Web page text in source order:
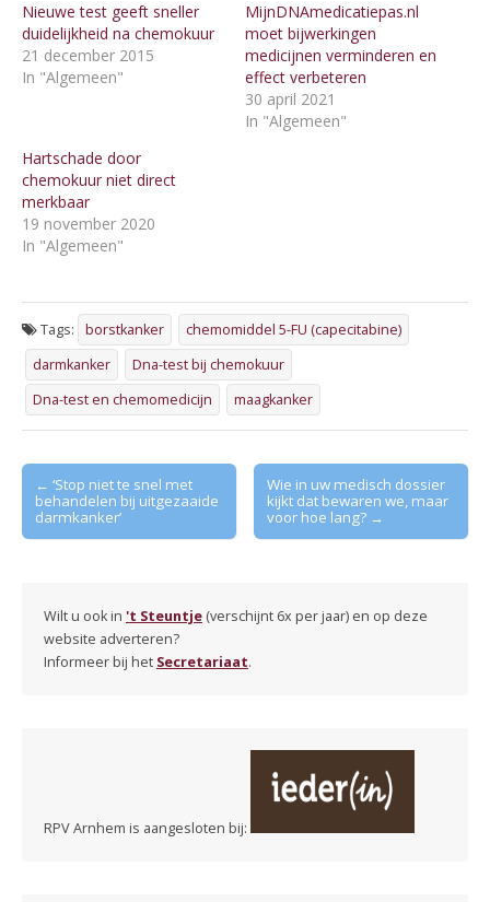
Nieuwe test geeft sneller
duidelijkheid na chemokuur
21 december 2015
In "Algemeen"
MijnDNAmedicatiepas.nl
moet bijwerkingen
medicijnen verminderen en
effect verbeteren
30 april 2021
In "Algemeen"
Hartschade door
chemokuur niet direct
merkbaar
19 november 2020
In "Algemeen"
Tags: borstkanker
chemomiddel 5-FU (capecitabine)
darmkanker
Dna-test bij chemokuur
Dna-test en chemomedicijn
maagkanker
Post
navigation
← ‘Stop niet te snel met
behandelen bij uitgezaaide
darmkanker’
Wie in uw medisch dossier
kijkt dat bewaren we, maar
voor hoe lang? →
Wilt u ook in 't Steuntje (verschijnt 6x per jaar) en op deze
website adverteren?
Informeer bij het Secretariaat.
RPV Arnhem is aangesloten bij: